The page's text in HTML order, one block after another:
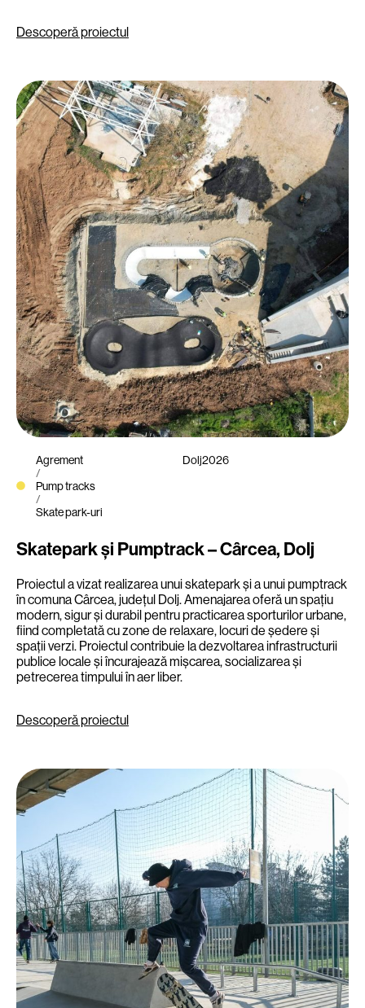
Descoperă proiectul
Agrement
/
Pump tracks
/
Skate park-uri
Dolj2026
Skatepark și Pumptrack – Cârcea, Dolj
Proiectul a vizat realizarea unui skatepark și a unui pumptrack
în comuna Cârcea, județul Dolj. Amenajarea oferă un spațiu
modern, sigur și durabil pentru practicarea sporturilor urbane,
fiind completată cu zone de relaxare, locuri de ședere și
spații verzi. Proiectul contribuie la dezvoltarea infrastructurii
publice locale și încurajează mișcarea, socializarea și
petrecerea timpului în aer liber.
Descoperă proiectul